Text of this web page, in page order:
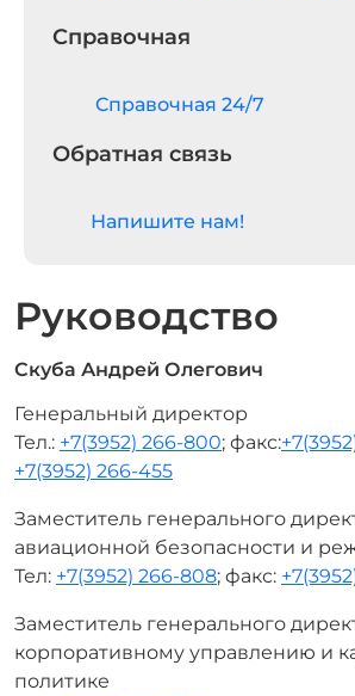
Руководство
Скуба Андрей Олегович
Генеральный директор
Тел.: +7(3952) 266-800; факс:
+7(3952) 266-455
Заместитель генерального
авиационной безопасности и
Тел: +7(3952) 266-808; факс:
Заместитель генерального
корпоративному управлению и
политике
Справочная
Cправочная 24/7
Обратная связь
Напишите нам!